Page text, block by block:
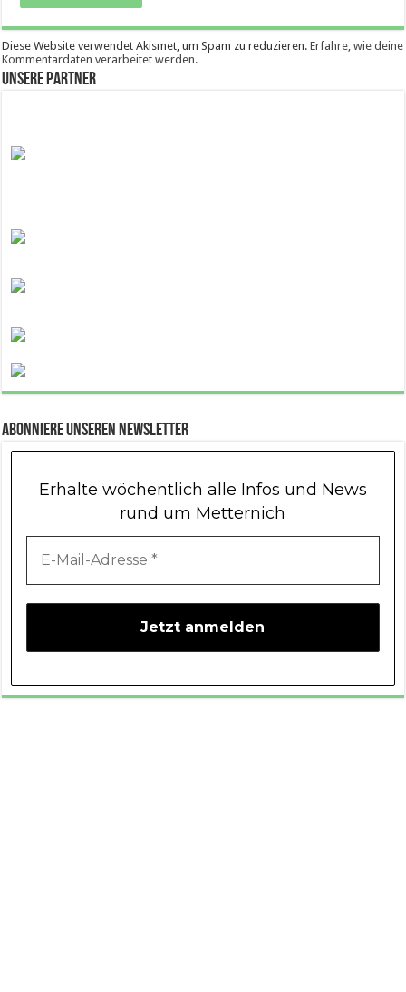
Diese Website verwendet Akismet, um Spam zu reduzieren.Erfahre, wie deine
Kommentardaten verarbeitet werden.
Unsere Partner
Abonniere unseren Newsletter
Erhalte wöchentlich alle Infos und News
rund um Metternich